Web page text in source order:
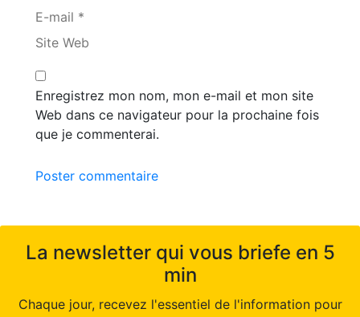
E-mail *
Site Web
Enregistrez mon nom, mon e-mail et mon site
Web dans ce navigateur pour la prochaine fois
que je commenterai.
Poster commentaire
La newsletter qui vous briefe en 5
min
Chaque jour, recevez l'essentiel de l'information pour